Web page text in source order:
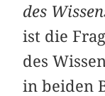
des
ist die
des
in beiden